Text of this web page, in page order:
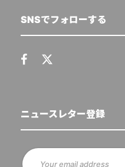
SNSでフォローする
ニュースレター登録